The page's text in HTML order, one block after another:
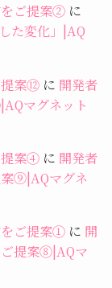
ご提案②に
た変化」|AQ
提案⑫に 開発者
マグネット
提案④に 開発者
⑨|AQマグネ
ご提案①に 開
提案⑧|AQマ